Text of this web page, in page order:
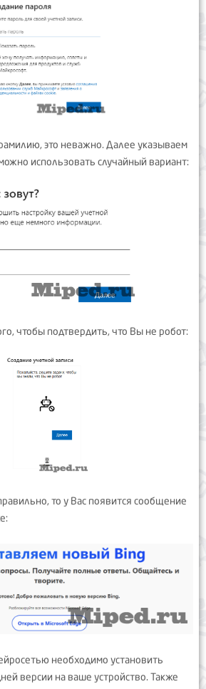
это неважно. Далее указываем
использовать случайный вариант:
чтобы подтвердить, что Вы не робот:
то у Вас появится сообщение
необходимо установить
версии на ваше устройство. Также